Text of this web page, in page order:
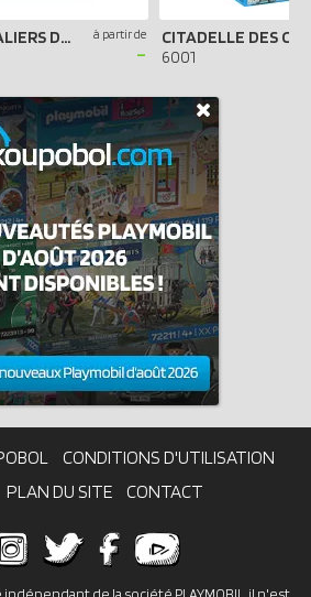
CHÂTEAU DES CHEVALIERS DU LION IMPÉRIAL à partir de
- 6001
CONDITIONS D'UTILISATION
PLAN DU SITE CONTACT